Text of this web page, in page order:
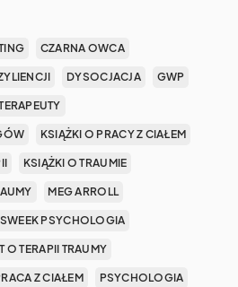
CZARNA OWCA
DYSOCJACJA GWP
KSIĄŻKI O PRACY Z CIAŁEM
KSIĄŻKI O TRAUMIE
MEG ARROLL
PSYCHOLOGIA
O TERAPII TRAUMY
Z CIAŁEM PSYCHOLOGIA